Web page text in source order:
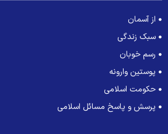
از آسمان
سبک زندگی
رسم خوبان
پوستین وارونه
حکومت اسلامی
پرسش و پاسخ مسائل اسلامی